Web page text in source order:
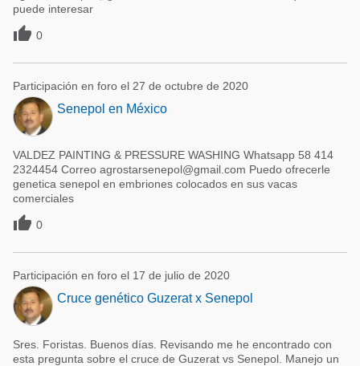
puede interesar
 0
Participación en foro el 27 de octubre de 2020
Senepol en México
VALDEZ PAINTING & PRESSURE WASHING Whatsapp 58 414
2324454 Correo agrostarsenepol@gmail.com Puedo ofrecerle
genetica senepol en embriones colocados en sus vacas
comerciales
 0
Participación en foro el 17 de julio de 2020
Cruce genético Guzerat x Senepol
Sres. Foristas. Buenos días. Revisando me he encontrado con
esta pregunta sobre el cruce de Guzerat vs Senepol. Manejo un